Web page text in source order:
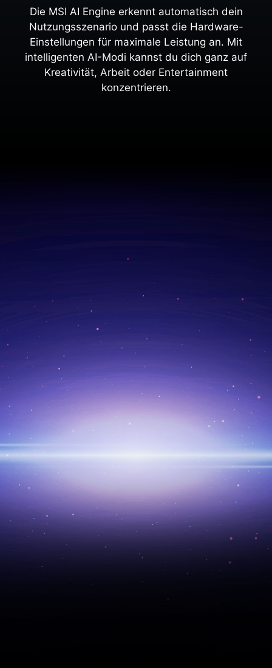
Die MSI AI Engine erkennt automatisch dein
Nutzungsszenario und passt die Hardware-
Einstellungen für maximale Leistung an. Mit
intelligenten AI-Modi kannst du dich ganz auf
Kreativität, Arbeit oder Entertainment
konzentrieren.